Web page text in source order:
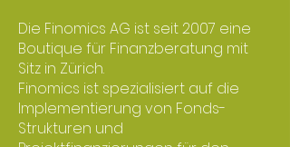
Die Finomics AG ist seit 2007 eine
Boutique für Finanzberatung mit
Sitz in Zürich.
Finomics ist spezialisiert auf die
Implementierung von Fonds-
Strukturen und